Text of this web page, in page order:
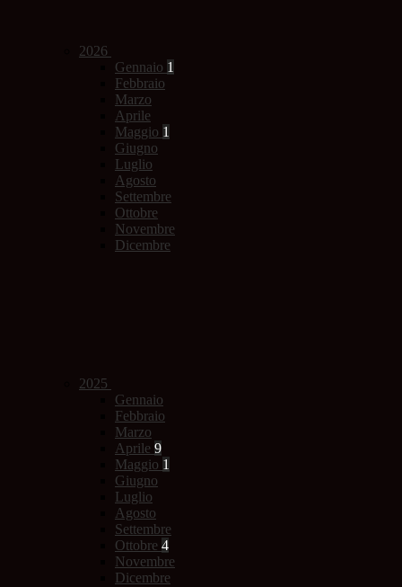
2026
Gennaio 1
Febbraio
Marzo
Aprile
Maggio 1
Giugno
Luglio
Agosto
Settembre
Ottobre
Novembre
Dicembre
2025
Gennaio
Febbraio
Marzo
Aprile 9
Maggio 1
Giugno
Luglio
Agosto
Settembre
Ottobre 4
Novembre
Dicembre